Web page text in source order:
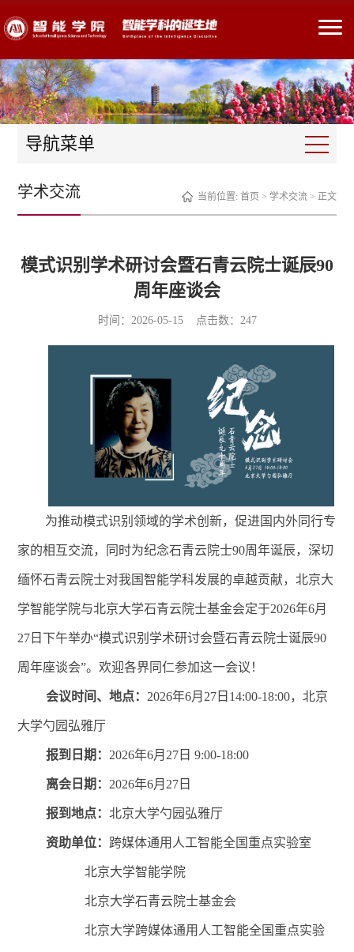
导航菜单
当前位置: 首页 > 学术交流> 正文
学术交流
模式识别学术研讨会暨石青云院士诞辰90
周年座谈会
时间：2026-05-15 点击数： 247
为推动模式识别领域的学术创新，促进国内外同行专
家的相互交流，同时为纪念石青云院士90周年诞辰，深切
缅怀石青云院士对我国智能学科发展的卓越贡献，北京大
学智能学院与北京大学石青云院士基金会定于2026年6月
27日下午举办“模式识别学术研讨会暨石青云院士诞辰90
周年座谈会”。欢迎各界同仁参加这一会议！
会议时间、地点： 2026年6月27日14:00-18:00，北京
大学勺园弘雅厅
报到日期： 2026年6月27日 9:00-18:00
离会日期： 2026年6月27日
报到地点：北京大学勺园弘雅厅
资助单位： 跨媒体通用人工智能全国重点实验室
北京大学智能学院
北京大学石青云院士基金会
北京大学跨媒体通用人工智能全国重点实验